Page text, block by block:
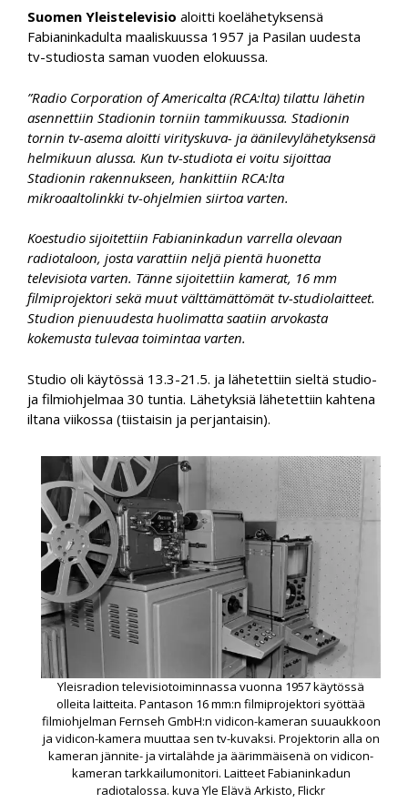
Suomen Yleistelevisio aloitti koelähetyksensä
Fabianinkadulta maaliskuussa 1957 ja Pasilan uudesta
tv-studiosta saman vuoden elokuussa.
”Radio Corporation of Americalta (RCA:lta) tilattu lähetin
asennettiin Stadionin torniin tammikuussa. Stadionin
tornin tv-asema aloitti virityskuva- ja äänilevylähetyksensä
helmikuun alussa. Kun tv-studiota ei voitu sijoittaa
Stadionin rakennukseen, hankittiin RCA:lta
mikroaaltolinkki tv-ohjelmien siirtoa varten.
Koestudio sijoitettiin Fabianinkadun varrella olevaan
radiotaloon, josta varattiin neljä pientä huonetta
televisiota varten. Tänne sijoitettiin kamerat, 16 mm
filmiprojektori sekä muut välttämättömät tv-studiolaitteet.
Studion pienuudesta huolimatta saatiin arvokasta
kokemusta tulevaa toimintaa varten.
Studio oli käytössä 13.3-21.5. ja lähetettiin sieltä studio-
ja filmiohjelmaa 30 tuntia. Lähetyksiä lähetettiin kahtena
iltana viikossa (tiistaisin ja perjantaisin).
Yleisradion televisiotoiminnassa vuonna 1957 käytössä
olleita laitteita. Pantason 16 mm:n filmiprojektori syöttää
filmiohjelman Fernseh GmbH:n vidicon-kameran suuaukkoon
ja vidicon-kamera muuttaa sen tv-kuvaksi. Projektorin alla on
kameran jännite- ja virtalähde ja äärimmäisenä on vidicon-
kameran tarkkailumonitori. Laitteet Fabianinkadun
radiotalossa. kuva Yle Elävä Arkisto, Flickr